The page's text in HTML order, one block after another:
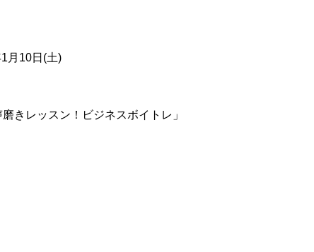
月10日(土)
きレッスン！ビジネスボイトレ」